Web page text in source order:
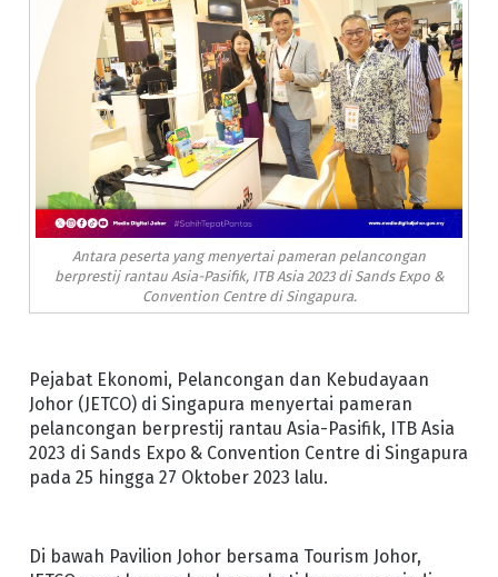
Antara peserta yang menyertai pameran pelancongan
berprestij rantau Asia-Pasifik, ITB Asia 2023 di Sands Expo &
Convention Centre di Singapura.
Pejabat Ekonomi, Pelancongan dan Kebudayaan
Johor (JETCO) di Singapura menyertai pameran
pelancongan berprestij rantau Asia-Pasifik, ITB Asia
2023 di Sands Expo & Convention Centre di Singapura
pada 25 hingga 27 Oktober 2023 lalu.
Di bawah Pavilion Johor bersama Tourism Johor,